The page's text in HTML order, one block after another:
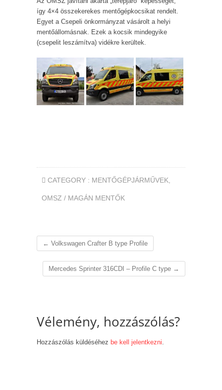
így 4×4 összekerekes mentőgépkocsikat rendelt.
Egyet a Csepeli önkormányzat vásárolt a helyi
mentőállomásnak. Ezek a kocsik mindegyike
(csepelit leszámítva) vidékre kerültek.
CATEGORY : MENTŐGÉPJÁRMŰVEK
OMSZ / MAGÁN MENTŐK
← Volkswagen Crafter B type Profile
Mercedes Sprinter 316CDI – Profile C type →
Vélemény, hozzászólás?
Hozzászólás küldéséhez be kell jelentkezni